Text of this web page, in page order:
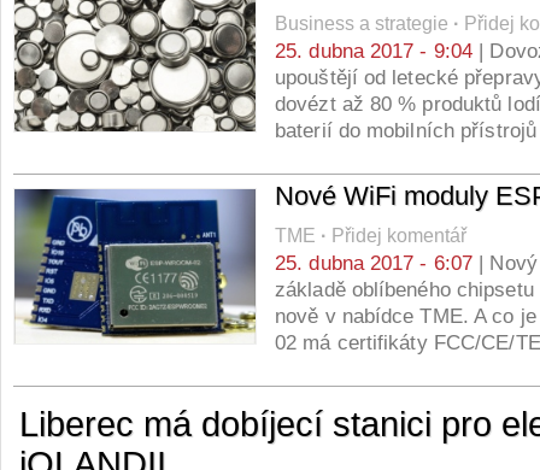
Business a strategie · Přidej
25. dubna 2017 - 9:04 |
upouštějí od letecké
dovézt až 80 % produktů
baterií do mobilních
Nové WiFi moduly
TME · Přidej komentář
25. dubna 2017 - 6:07 |
základě oblíbeného
nově v nabídce TME. A co
02 má certifikáty FCC/CE/
Liberec má dobíjecí stanici pro